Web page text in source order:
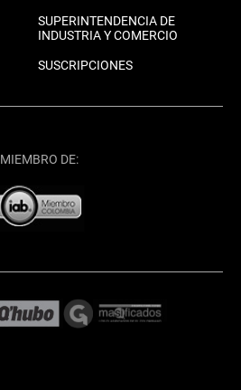
SUPERINTENDENCIA DE
INDUSTRIA Y COMERCIO
SUSCRIPCIONES
MIEMBRO DE: